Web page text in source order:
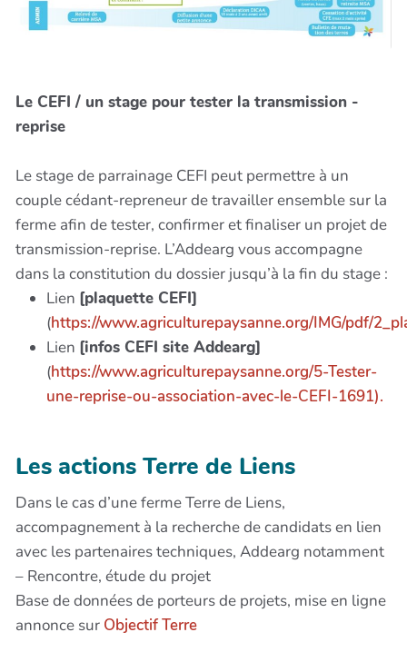
Le CEFI / un stage pour tester la transmission -
reprise
Le stage de parrainage CEFI peut permettre à un
couple cédant-repreneur de travailler ensemble sur la
ferme afin de tester, confirmer et finaliser un projet de
transmission-reprise. L’Addearg vous accompagne
dans la constitution du dossier jusqu’à la fin du stage :
Lien [plaquette CEFI]
(https://www.agriculturepaysanne.org/IMG/pdf/
Lien [infos CEFI site Addearg]
(https://www.agriculturepaysanne.org/5-Tester-
une-reprise-ou-association-avec-le-CEFI-1691).
Les actions Terre de Liens
Dans le cas d’une ferme Terre de Liens,
accompagnement à la recherche de candidats en lien
avec les partenaires techniques, Addearg notamment
– Rencontre, étude du projet
Base de données de porteurs de projets, mise en ligne
annonce sur Objectif Terre